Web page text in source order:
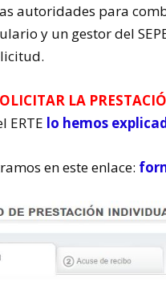
autoridades para
y un gestor del
LA
ERTE lo hemos
en este enlace: